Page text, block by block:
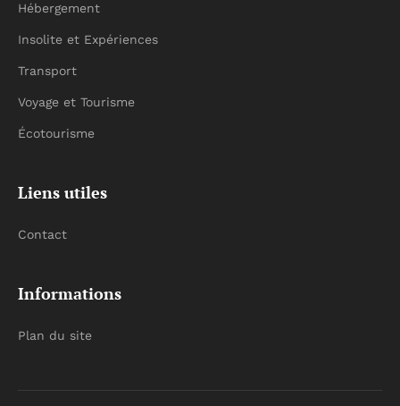
Hébergement
Insolite et Expériences
Transport
Voyage et Tourisme
Écotourisme
Liens utiles
Contact
Informations
Plan du site